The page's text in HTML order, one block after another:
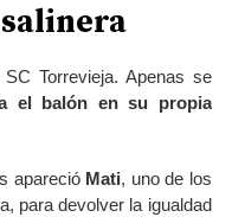
Torrevieja. Apenas se
el balón en su propia
apareció Mati, uno de los
para devolver la igualdad